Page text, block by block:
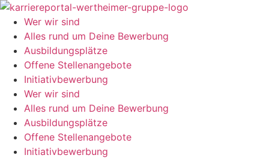
Zum
Inhalt
springen
Wer wir sind
Alles rund um Deine Bewerbung
Ausbildungsplätze
Offene Stellenangebote
Initiativbewerbung
Wer wir sind
Alles rund um Deine Bewerbung
Ausbildungsplätze
Offene Stellenangebote
Initiativbewerbung